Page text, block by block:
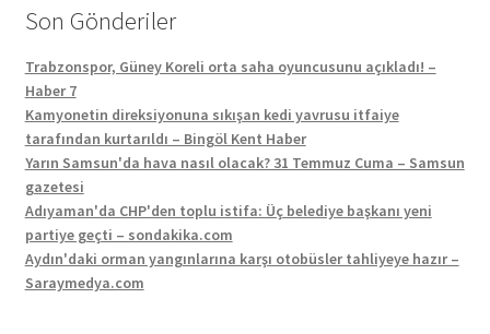
Son Gönderiler
Trabzonspor, Güney Koreli orta saha oyuncusunu açıkladı! –
Haber 7
Kamyonetin direksiyonuna sıkışan kedi yavrusu itfaiye
tarafından kurtarıldı – Bingöl Kent Haber
Yarın Samsun'da hava nasıl olacak? 31 Temmuz Cuma – Samsun
gazetesi
Adıyaman'da CHP'den toplu istifa: Üç belediye başkanı yeni
partiye geçti – sondakika.com
Aydın'daki orman yangınlarına karşı otobüsler tahliyeye hazır –
Saraymedya.com